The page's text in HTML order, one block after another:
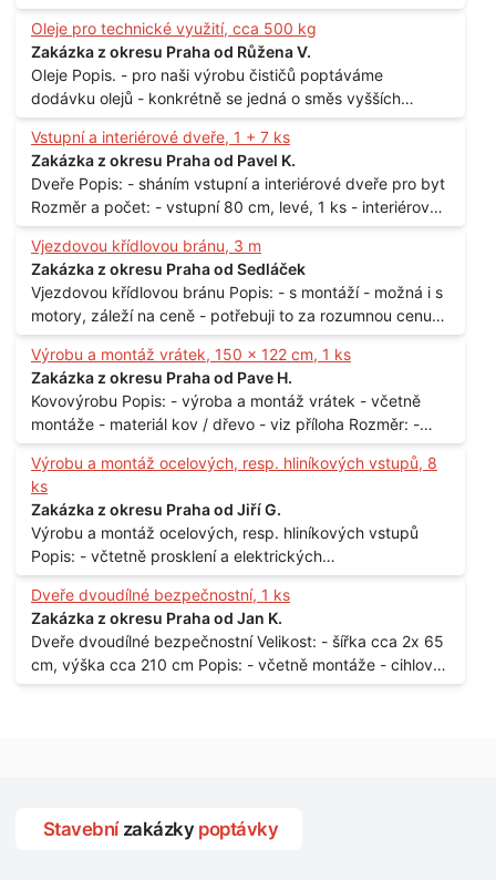
Oleje pro technické využití, cca 500 kg
Zakázka z okresu Praha od Růžena V.
Oleje Popis. - pro naši výrobu čističů poptáváme
dodávku olejů - konkrétně se jedná o směs vyšších
mastných kyselin s převahou olejové kyseliny - účelem je
technické využití - hustota při 20°C - cca 870 kg / m3
Balení: - po 190 kg v sudu Množství: - cca 500 kg - roční
spotřeba Lokalita: - Praha
Vstupní a interiérové dveře, 1 + 7 ks
Zakázka z okresu Praha od Pavel K.
Dveře Popis: - sháním vstupní a interiérové dveře pro byt
Rozměr a počet: - vstupní 80 cm, levé, 1 ks - interiérové
80 cm, levé, 2 ks - 80 cm, pravé, 3 ks - 60 cm, levé, 2 ks
Lokalita: - Praha 10
Vjezdovou křídlovou bránu, 3 m
Zakázka z okresu Praha od Sedláček
Vjezdovou křídlovou bránu Popis: - s montáží - možná i s
motory, záleží na ceně - potřebuji to za rozumnou cenu
Materiál: - ocel Množství: - 1 ks Velikost: - 3 m Lokalita: -
Praha
Výrobu a montáž vrátek, 150 x 122 cm, 1 ks
Zakázka z okresu Praha od Pave H.
Kovovýrobu Popis: - výroba a montáž vrátek - včetně
montáže - materiál kov / dřevo - viz příloha Rozměr: -
150 x 122 cm Lokalita: - Senohraby Nabídky na e-mail.
Výrobu a montáž ocelových, resp. hliníkových vstupů, 8
ks
Zakázka z okresu Praha od Jiří G.
Výrobu a montáž ocelových, resp. hliníkových vstupů
Popis: - včtetně prosklení a elektrických
samozamýkacích zámků pro panelový dům - jedná se o
vchodové dveře umístěné v zarámovaném a proskleném
portálu - předmětem dodávky bude i demontáž
stávajících a už nevyhovujících prosklených,
umělohmotných vstupů Množství: - 8 ks Lokalita: - 7, 9,
Dveře dvoudílné bezpečnostní, 1 ks
Zakázka z okresu Praha od Jan K.
Dveře dvoudílné bezpečnostní Velikost: - šířka cca 2x 65
cm, výška cca 210 cm Popis: - včetně montáže - cihlový
dům, 2. patro - vchod z chodby - rozměry bez zárubní
Stavební zakázky poptávky